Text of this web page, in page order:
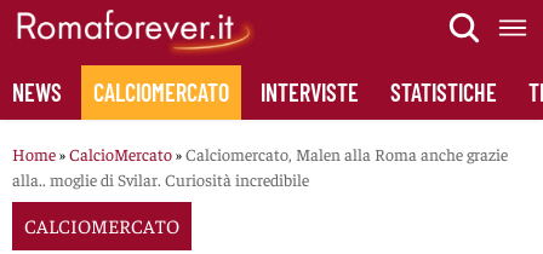
Skip
content
NEWS CALCIOMERCATO INTERVISTE STATISTICHE
Home»CalcioMercato»Calciomercato, Malen alla Roma anche grazie
alla.. moglie di Svilar. Curiosità incredibile
CALCIOMERCATO